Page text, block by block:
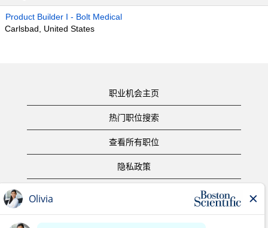
Product Builder I - Bolt Medical
Carlsbad, United States
职业机会主页
热门职位搜索
查看所有职位
隐私政策
版权声明